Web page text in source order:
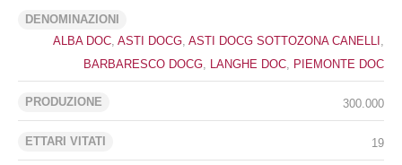
DENOMINAZIONI
ALBA DOC, ASTI DOCG, ASTI DOCG SOTTOZONA CANELLI ,
BARBARESCO DOCG, LANGHE DOC, PIEMONTE DOC
PRODUZIONE 300.000
ETTARI VITATI 19